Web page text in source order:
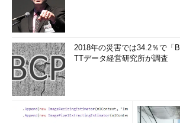
2018年の災害では34.2％で「
TTデータ経営研究所が調査